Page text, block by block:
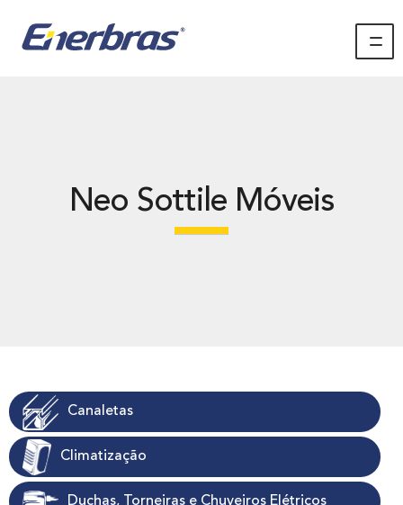
Neo Sottile Móveis
Canaletas
Climatização
Duchas, Torneiras e Chuveiros Elétricos